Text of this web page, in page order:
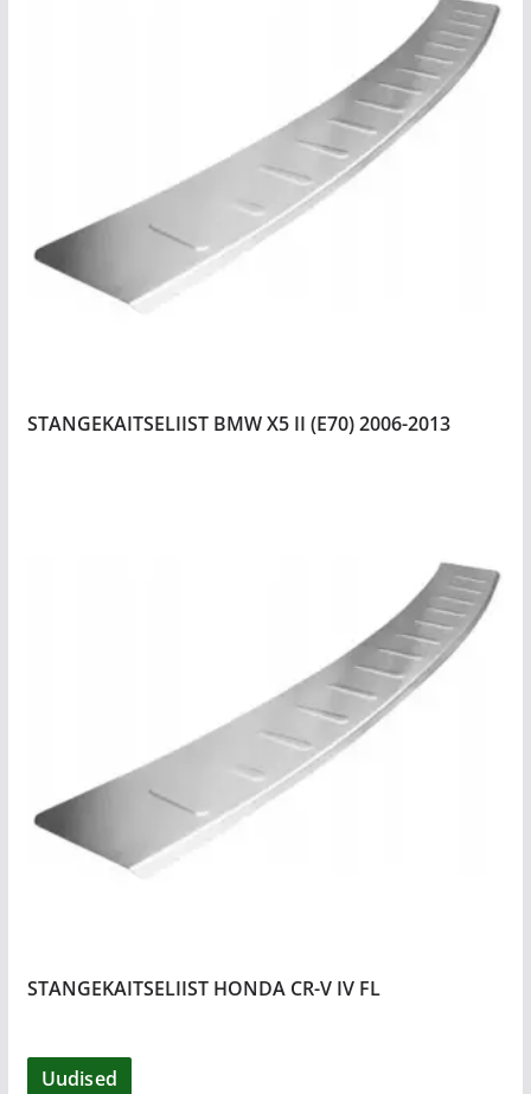
STANGEKAITSELIIST BMW X5 II (E70) 2006-2013
STANGEKAITSELIIST HONDA CR-V IV FL
Uudised